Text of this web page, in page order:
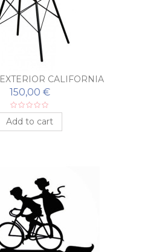
CALIFORNIA
150,00 €
Add to cart